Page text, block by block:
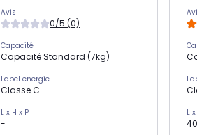
Avis
0/5 (0)
Capacité
Capacité Standard (7kg)
Label energie
Classe C
L x H x P
-
L